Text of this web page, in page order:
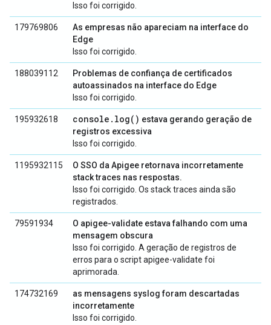
Isso foi corrigido.
179769806
As empresas não apareciam na interface do
Edge
Isso foi corrigido.
188039112
Problemas de confiança de certificados
autoassinados na interface do Edge
Isso foi corrigido.
195932618 console.log() estava gerando geração de
registros excessiva
Isso foi corrigido.
1195932115
O SSO da Apigee retornava incorretamente
stack traces nas respostas.
Isso foi corrigido. Os stack traces ainda são
registrados.
79591934
O apigee-validate estava falhando com uma
mensagem obscura
Isso foi corrigido. A geração de registros de
erros para o script apigee-validate foi
aprimorada.
174732169
as mensagens syslog foram descartadas
incorretamente
Isso foi corrigido.